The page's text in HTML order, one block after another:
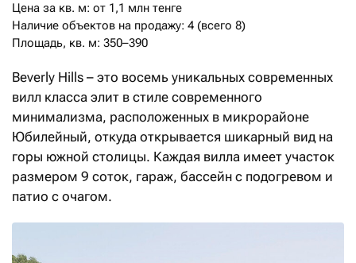
Цена за кв. м: от 1,1 млн тенге
Наличие объектов на продажу: 4 (всего 8)
Площадь, кв. м: 350–390
Beverly Hills – это восемь уникальных современных
вилл класса элит в стиле современного
минимализма, расположенных в микрорайоне
Юбилейный, откуда открывается шикарный вид на
горы южной столицы. Каждая вилла имеет участок
размером 9 соток, гараж, бассейн с подогревом и
патио с очагом.